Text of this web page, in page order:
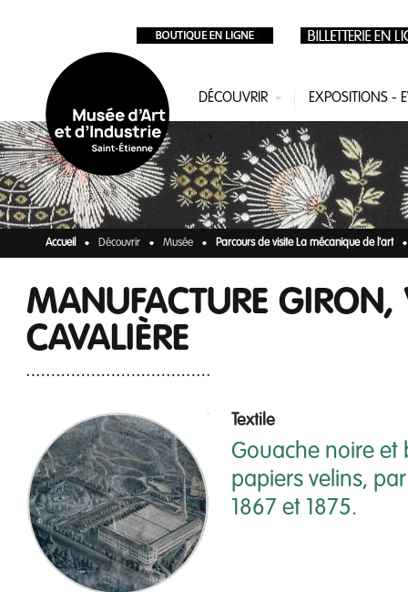
DÉCOUVRIR EXPOSITIONS -
Accueil Découvrir Musée Parcours de visite La mécanique de l'art
MANUFACTURE GIRON,
CAVALIÈRE
Textile
Gouache noire et
papiers velins,
1867 et 1875.